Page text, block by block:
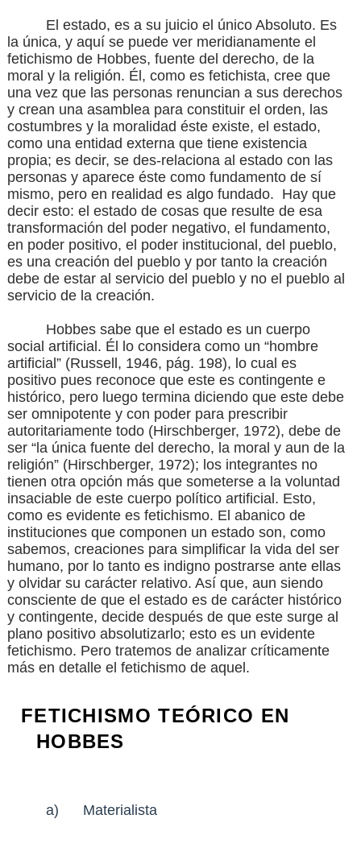
El estado, es a su juicio el único Absoluto. Es
la única, y aquí se puede ver meridianamente el
fetichismo de Hobbes, fuente del derecho, de la
moral y la religión. Él, como es fetichista, cree que
una vez que las personas renuncian a sus derechos
y crean una asamblea para constituir el orden, las
costumbres y la moralidad éste existe, el estado,
como una entidad externa que tiene existencia
propia; es decir, se des-relaciona al estado con las
personas y aparece éste como fundamento de sí
mismo, pero en realidad es algo fundado. Hay que
decir esto: el estado de cosas que resulte de esa
transformación del poder negativo, el fundamento,
en poder positivo, el poder institucional, del pueblo,
es una creación del pueblo y por tanto la creación
debe de estar al servicio del pueblo y no el pueblo al
servicio de la creación.
Hobbes sabe que el estado es un cuerpo
social artificial. Él lo considera como un “hombre
artificial” (Russell, 1946, pág. 198), lo cual es
positivo pues reconoce que este es contingente e
histórico, pero luego termina diciendo que este debe
ser omnipotente y con poder para prescribir
autoritariamente todo (Hirschberger, 1972), debe de
ser “la única fuente del derecho, la moral y aun de la
religión” (Hirschberger, 1972); los integrantes no
tienen otra opción más que someterse a la voluntad
insaciable de este cuerpo político artificial. Esto,
como es evidente es fetichismo. El abanico de
instituciones que componen un estado son, como
sabemos, creaciones para simplificar la vida del ser
humano, por lo tanto es indigno postrarse ante ellas
y olvidar su carácter relativo. Así que, aun siendo
consciente de que el estado es de carácter histórico
y contingente, decide después de que este surge al
plano positivo absolutizarlo; esto es un evidente
fetichismo. Pero tratemos de analizar críticamente
más en detalle el fetichismo de aquel.
FETICHISMO TEÓRICO EN
HOBBES
a) Materialista